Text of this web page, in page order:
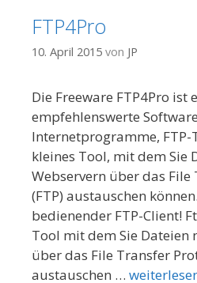
FTP4Pro
10. April 2015 von JP
Die Freeware FTP4Pro ist
empfehlenswerte
Internetprogramme, FTP-
kleines Tool, mit dem Sie
Webservern über das File
(FTP) austauschen
bedienender FTP-Client!
Tool mit dem Sie Dateien
über das File Transfer
austauschen …